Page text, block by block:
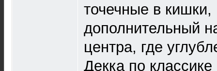
точечные в
дополнительный
центра, где
Декка по классике